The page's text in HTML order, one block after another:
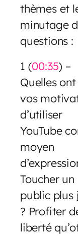
thèmes et
minutage
questions :
1 (00:35) –
Quelles
vos
d’utiliser
YouTube
moyen
Toucher un
public plus
? Profiter
liberté